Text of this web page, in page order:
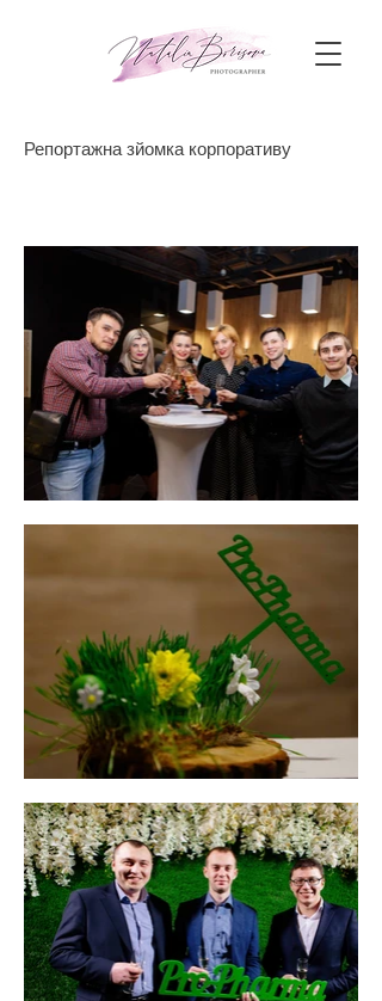
Репортажна зйомка корпоративу